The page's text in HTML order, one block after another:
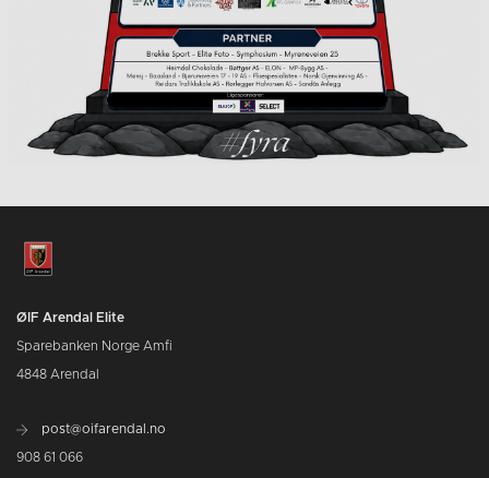
ØIF Arendal Elite
Sparebanken Norge Amfi
4848 Arendal
post@oifarendal.no
908 61 066